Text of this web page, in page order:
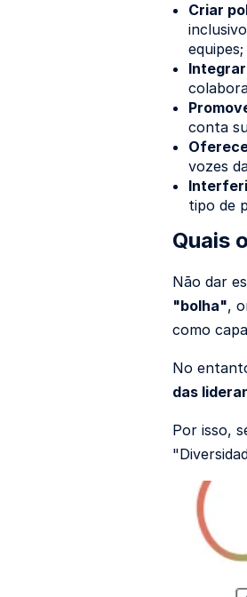
Criar
equipes;
conta
vozes
tipo de
Quais
Não dar
"bolha",
como
No
das
Por isso,